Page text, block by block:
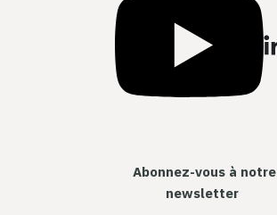
Abonnez-vous à notre
newsletter